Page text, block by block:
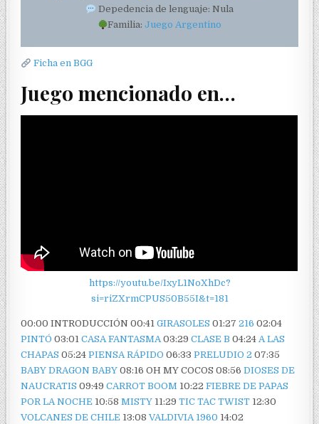
Depedencia de lenguaje: Nula
Familia:Juego Argentino
Ficha en BGG
Juego mencionado en…
https://youtu.be/IxyL1NoXhDc?
si=riZXrmCPUS50B55I&t=181
00:00 INTRODUCCIÓN 00:41GIRASOLES01:2721602:04
PINTÓ03:01CASA FANTASMA03:29CLASE B 04:24A LAS
CHAPAS 05:24PIENSA RÁPIDO 06:33PRELUDIO 2 07:35
BABY DRAGON BABY 08:16 OH MY COCOS 08:56DIOSES DE
NAUCRATIS 09:49CARROT BOOM 10:22FIEBRE DE PAPAS
POR LA NOCHE 10:58MISTY 11:29TIC TAC TWIST 12:30
VOLCANES DE CHILE 13:08VALDIVIA 1960 14:02